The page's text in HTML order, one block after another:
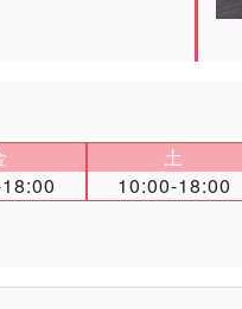
土
10:00-18:00